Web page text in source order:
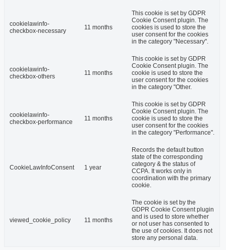
cookielawinfo-
checkbox-necessary
11 months
This cookie is set by GDPR
Cookie Consent plugin. The
cookies is used to store the
user consent for the cookies
in the category "Necessary".
cookielawinfo-
checkbox-others
11 months
This cookie is set by GDPR
Cookie Consent plugin. The
cookie is used to store the
user consent for the cookies
in the category "Other.
cookielawinfo-
checkbox-performance
11 months
This cookie is set by GDPR
Cookie Consent plugin. The
cookie is used to store the
user consent for the cookies
in the category "Performance".
CookieLawInfoConsent 1 year
Records the default button
state of the corresponding
category & the status of
CCPA. It works only in
coordination with the primary
cookie.
viewed_cookie_policy 11 months
The cookie is set by the
GDPR Cookie Consent plugin
and is used to store whether
or not user has consented to
the use of cookies. It does not
store any personal data.